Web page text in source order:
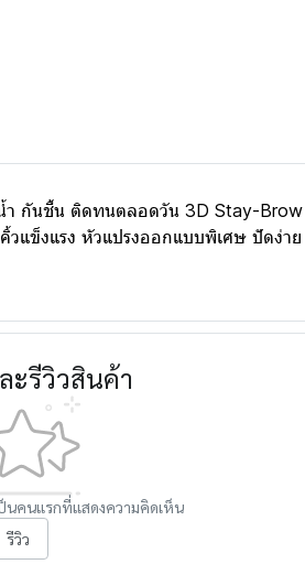
ำ กันชื้น ติดทนตลอดวัน 3D Stay-
วแข็งแรง หัวแปรงออกแบบพิเศษ ปัดง่
ะรีวิวสินค้า
นคนแรกที่แสดงความคิดเห็น
รีวิว